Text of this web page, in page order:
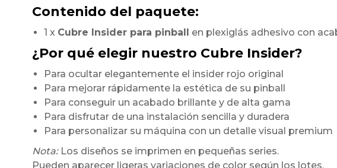
Contenido del paquete:
1 x Cubre Insider para pinball en plexiglás adhesivo con
¿Por qué elegir nuestro Cubre Insider?
Para ocultar elegantemente el insider rojo original
Para mejorar rápidamente la estética de su pinball
Para conseguir un acabado brillante y de alta gama
Para disfrutar de una instalación sencilla y duradera
Para personalizar su máquina con un detalle visual premium
Nota:Los diseños se imprimen en pequeñas series.
Pueden aparecer ligeras variaciones de color según los lotes,